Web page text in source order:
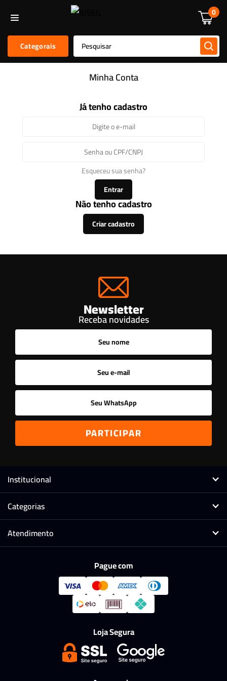
0
Categorais
Alarmes E Sensores
Minha Conta
Já tenho cadastro
Esqueceu sua senha?
Entrar
Não tenho cadastro
Criar cadastro
Newsletter
Receba novidades
Institucional
Categorias
Atendimento
Pague com
Loja Segura